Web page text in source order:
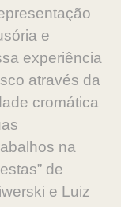
e
experiência
através da
cromática
na
de
e Luiz